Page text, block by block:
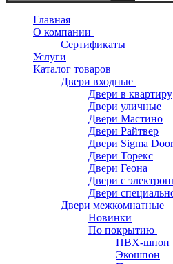
Главная
О компании
Сертификаты
Услуги
Каталог товаров
Двери входные
Двери в квартиру
Двери уличные
Двери Мастино
Двери Райтвер
Двери Sigma
Двери Торекс
Двери Геона
Двери с
Двери
Двери межкомнатные
Новинки
По покрытию
ПВХ-шпон
Экошпон